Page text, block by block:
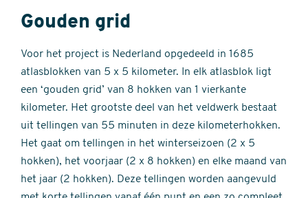
Gouden grid
Voor het project is Nederland opgedeeld in 1685
atlasblokken van 5 x 5 kilometer. In elk atlasblok ligt
een ‘gouden grid’ van 8 hokken van 1 vierkante
kilometer. Het grootste deel van het veldwerk bestaat
uit tellingen van 55 minuten in deze kilometerhokken.
Het gaat om tellingen in het winterseizoen (2 x 5
hokken), het voorjaar (2 x 8 hokken) en elke maand van
het jaar (2 hokken). Deze tellingen worden aangevuld